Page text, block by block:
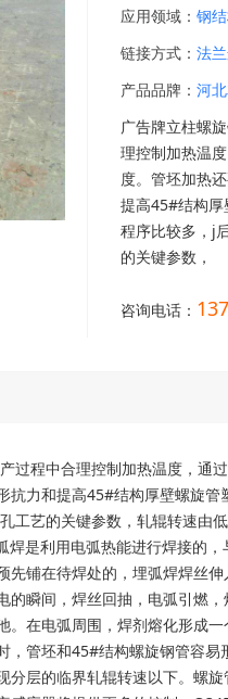
应用领域： 钢
链接方式： 法
产品品牌： 河
广告牌立柱螺
理控制加热温
度。管坯加热
提高45#结构厚
程序比较多，j
的关键参数，
咨询电话：
过程中合理控制加热温度，通
抗力和提高45#结构厚壁螺旋
工艺的关键参数，轧辊转速由
是利用电弧热能进行焊接的
铺在待焊处的，埋弧焊焊丝
瞬间，焊丝回抽，电弧引燃
在电弧周围，焊剂熔化形成
，管坯和45#结构螺旋钢管容
层的临界轧辊转速以下。螺